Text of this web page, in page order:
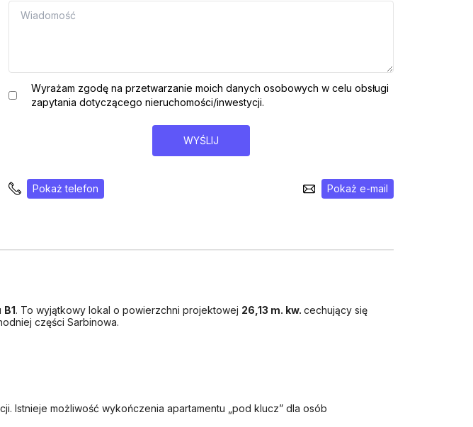
Wyrażam zgodę na przetwarzanie moich danych osobowych w celu obsługi
zapytania dotyczącego nieruchomości/inwestycji.
WYŚLIJ
Pokaż telefon Pokaż e-mail
B1. To wyjątkowy lokal o powierzchni projektowej 26,13 m. kw. cechujący się
części Sarbinowa.
Istnieje możliwość wykończenia apartamentu „pod klucz” dla osób